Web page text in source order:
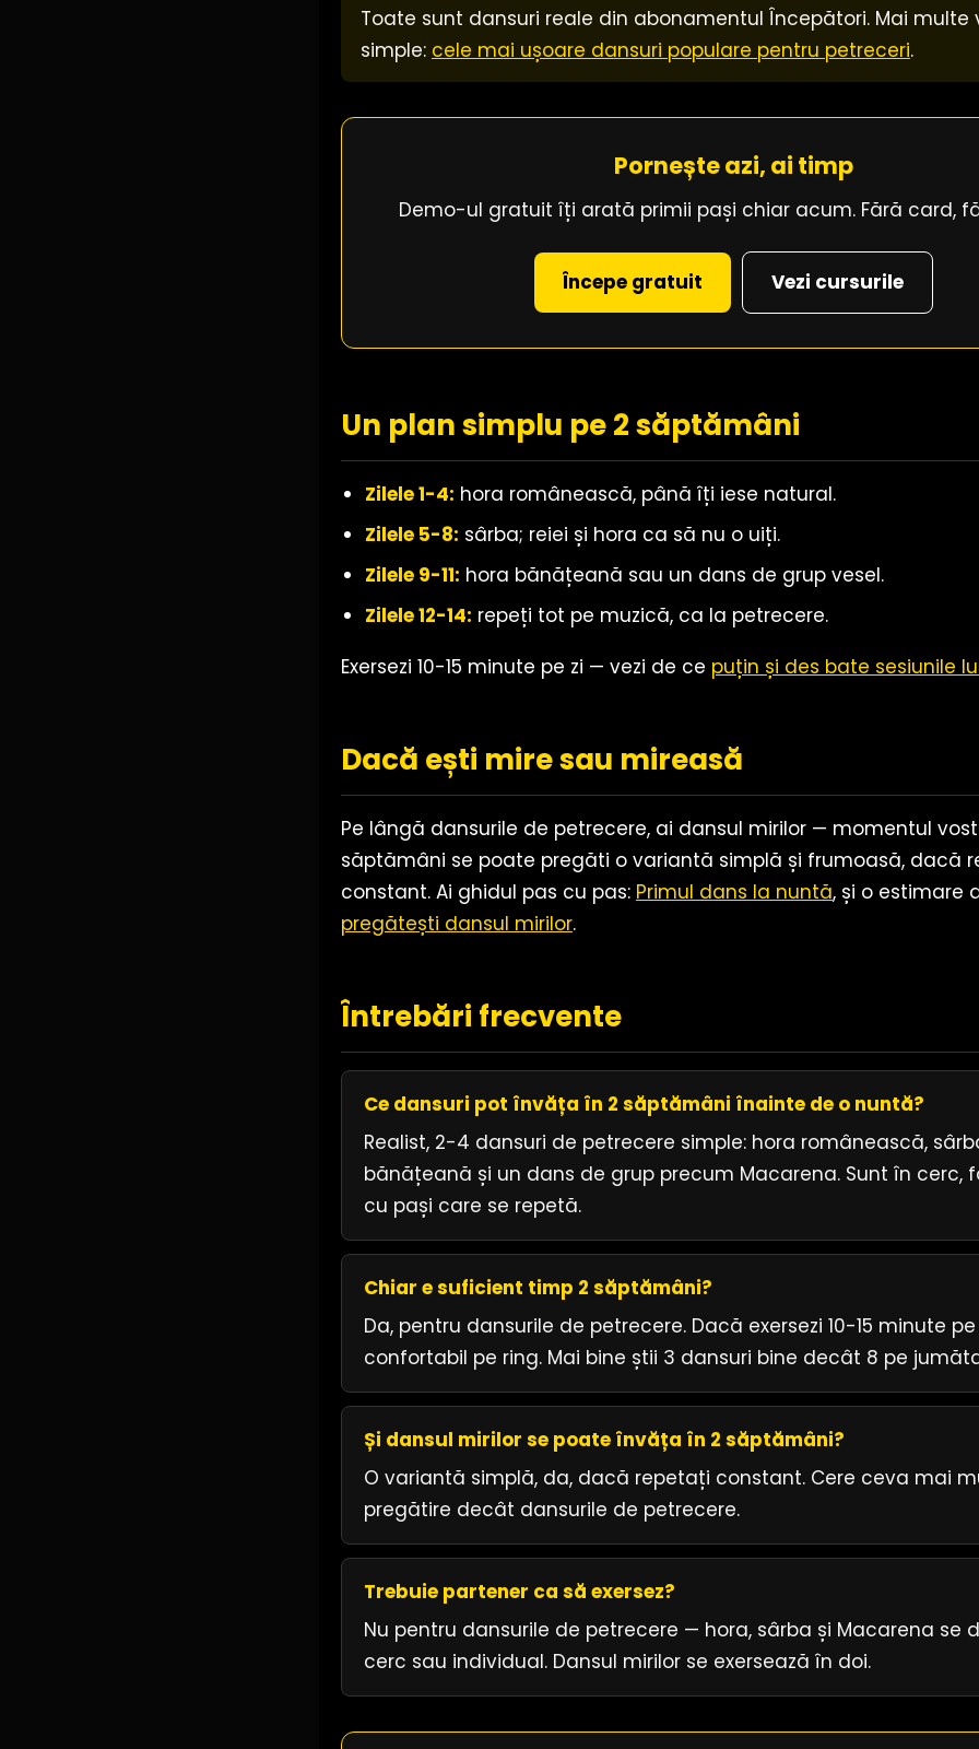
Toate sunt dansuri reale din abonamentul Începători. Mai multe
simple: cele mai ușoare dansuri populare pentru petreceri.
Pornește azi, ai timp
Demo-ul gratuit îți arată primii pași chiar acum. Fără card,
Începe gratuit Vezi cursurile
Un plan simplu pe 2 săptămâni
Zilele 1-4: hora românească, până îți iese natural.
Zilele 5-8: sârba; reiei și hora ca să nu o uiți.
Zilele 9-11: hora bănățeană sau un dans de grup vesel.
Zilele 12-14: repeți tot pe muzică, ca la petrecere.
Exersezi 10-15 minute pe zi — vezi de ce puțin și des bate sesiunile
Dacă ești mire sau mireasă
Pe lângă dansurile de petrecere, ai dansul mirilor — momentul
săptămâni se poate pregăti o variantă simplă și frumoasă, dacă
constant. Ai ghidul pas cu pas: Primul dans la nuntă, și o estimare
pregătești dansul mirilor.
Întrebări frecvente
Ce dansuri pot învăța în 2 săptămâni înainte de o nuntă?
Realist, 2-4 dansuri de petrecere simple: hora românească,
bănățeană și un dans de grup precum Macarena. Sunt în cerc,
cu pași care se repetă.
Chiar e suficient timp 2 săptămâni?
Da, pentru dansurile de petrecere. Dacă exersezi 10-15 minute
confortabil pe ring. Mai bine știi 3 dansuri bine decât 8 pe
Și dansul mirilor se poate învăța în 2 săptămâni?
O variantă simplă, da, dacă repetați constant. Cere ceva mai
pregătire decât dansurile de petrecere.
Trebuie partener ca să exersez?
Nu pentru dansurile de petrecere — hora, sârba și Macarena se
cerc sau individual. Dansul mirilor se exersează în doi.